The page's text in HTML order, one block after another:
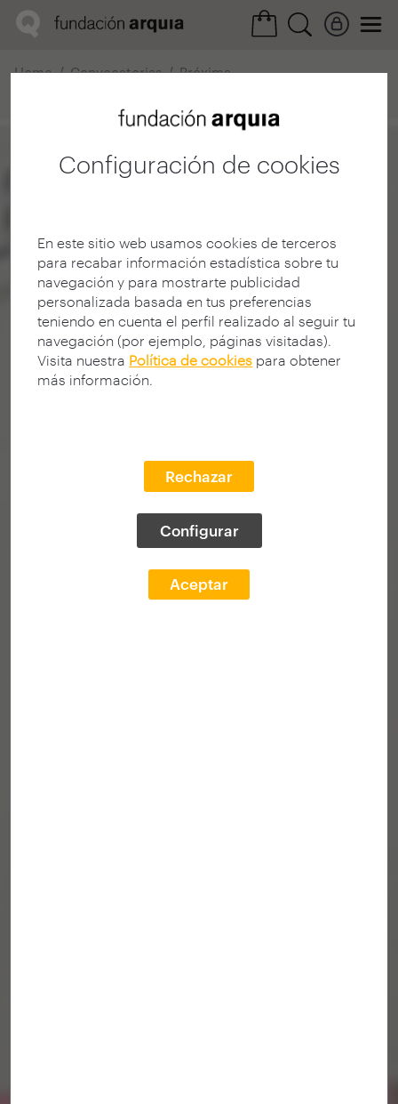
Configuración de cookies
En este sitio web usamos cookies de terceros
para recabar información estadística sobre tu
navegación y para mostrarte publicidad
personalizada basada en tus preferencias
teniendo en cuenta el perfil realizado al seguir tu
navegación (por ejemplo, páginas visitadas).
Visita nuestra Política de cookies para obtener
más información.
Rechazar
Configurar
Aceptar
Home Convocatorias
Próxima